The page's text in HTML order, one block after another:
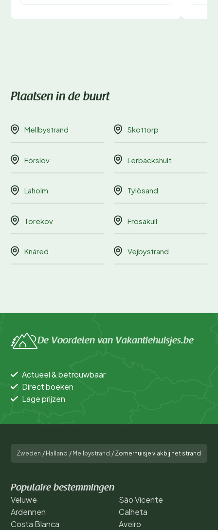
Plaatsen in de buurt
Mellbystrand Skottorp
Förslöv Lerbäckshult
Laholm Tylösand
Torekov Frösakull
Knäred Vejbystrand
De Voordelen van Vakantiehuisjes.be
Actueel & betrouwbaar
Direct boeken
Lage prijzen
Zweden / Halland / Mellbystrand / Zomerhuisje vlakbij het strand
Populaire bestemmingen
Veluwe
Ardennen
Costa Blanca
São Vicente
Calheta
Aveiro